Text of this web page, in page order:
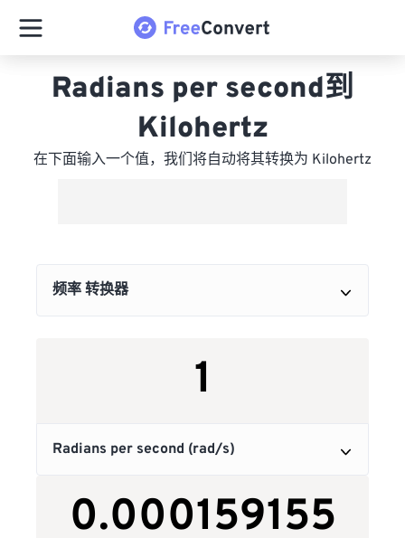
Radians per second到
Kilohertz
在下面输入一个值，我们将自动将其转换为 Kilohertz